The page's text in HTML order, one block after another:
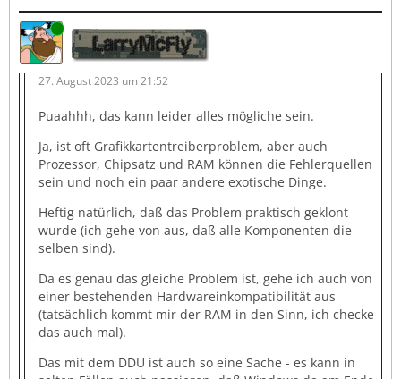
Online
LarryMcFly
27. August 2023 um 21:52
Puaahhh, das kann leider alles mögliche sein.
Ja, ist oft Grafikkartentreiberproblem, aber auch
Prozessor, Chipsatz und RAM können die Fehlerquellen
sein und noch ein paar andere exotische Dinge.
Heftig natürlich, daß das Problem praktisch geklont
wurde (ich gehe von aus, daß alle Komponenten die
selben sind).
Da es genau das gleiche Problem ist, gehe ich auch von
einer bestehenden Hardwareinkompatibilität aus
(tatsächlich kommt mir der RAM in den Sinn, ich checke
das auch mal).
Das mit dem DDU ist auch so eine Sache - es kann in